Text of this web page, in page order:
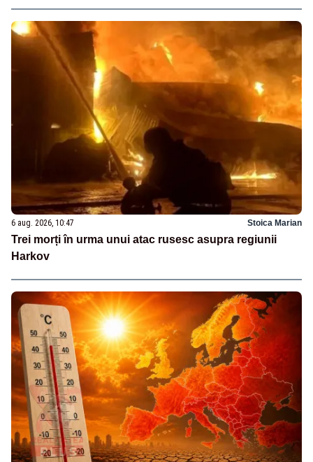
6 aug. 2026, 10:47 Stoica Marian
Trei morți în urma unui atac rusesc asupra regiunii
Harkov